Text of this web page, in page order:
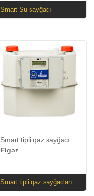
Smart Su sayğacı
Smart tipli qaz sayğacı
Elgaz
Smart tipli qaz sayğacları